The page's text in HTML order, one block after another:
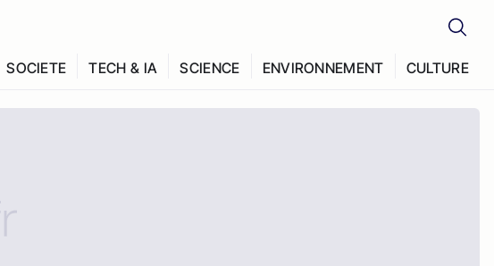
SOCIETE TECH & IA SCIENCE ENVIRONNEMENT CULTURE